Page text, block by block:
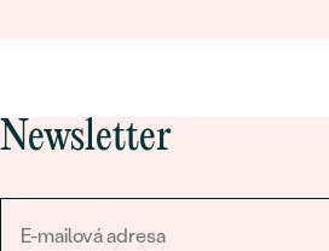
Newsletter